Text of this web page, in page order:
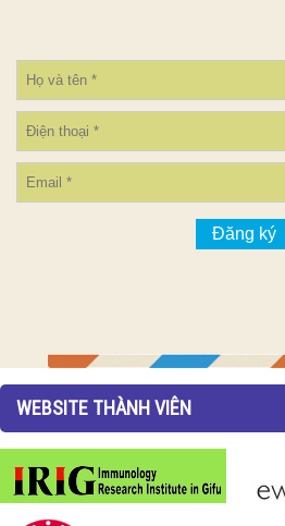
WEBSITE THÀNH VIÊN